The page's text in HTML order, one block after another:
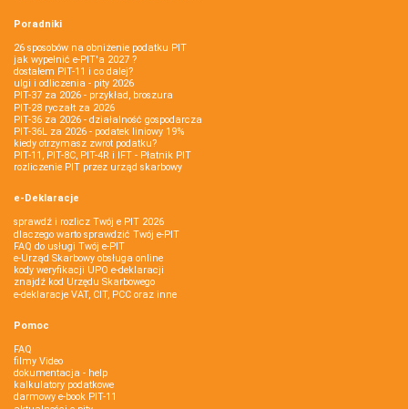
Poradniki
26 sposobów na obniżenie podatku PIT
jak wypełnić e-PIT'a 2027 ?
dostałem PIT-11 i co dalej?
ulgi i odliczenia - pity 2026
PIT-37 za 2026 - przykład, broszura
PIT-28 ryczałt za 2026
PIT-36 za 2026 - działalność gospodarcza
PIT-36L za 2026 - podatek liniowy 19%
kiedy otrzymasz zwrot podatku?
PIT-11, PIT-8C, PIT-4R i IFT - Płatnik PIT
rozliczenie PIT przez urząd skarbowy
e-Deklaracje
sprawdź i rozlicz Twój e PIT 2026
dlaczego warto sprawdzić Twój e-PIT
FAQ do usługi Twój e-PIT
e-Urząd Skarbowy obsługa online
kody weryfikacji UPO e-deklaracji
znajdź kod Urzędu Skarbowego
e-deklaracje VAT, CIT, PCC oraz inne
Pomoc
FAQ
filmy Video
dokumentacja - help
kalkulatory podatkowe
darmowy e-book PIT-11